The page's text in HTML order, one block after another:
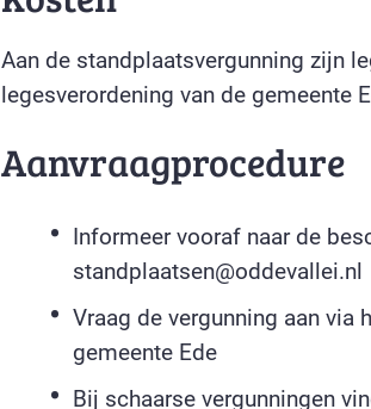
Aan de standplaatsvergunning zijn
legesverordening van de gemeente
Aanvraagprocedure
Informeer vooraf naar de
standplaatsen@oddevallei.nl
Vraag de vergunning aan via
gemeente Ede
Bij schaarse vergunningen